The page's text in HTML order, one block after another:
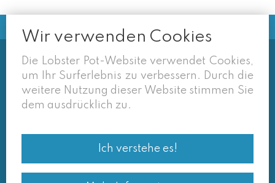
Soms vermelden derden sites
(google/overzichtssites) een tarief dat niet meer
van toepassing is. Enkel de prijzen op onze eigen
recht voor om ook van daar geafficheerde prijzen
af te wijken.
© Lobster Pot 2026
Wir verwenden Cookies
Die Lobster Pot-Website verwendet Cookies,
um Ihr Surferlebnis zu verbessern. Durch die
weitere Nutzung dieser Website stimmen Sie
dem ausdrücklich zu.
Ich verstehe es!